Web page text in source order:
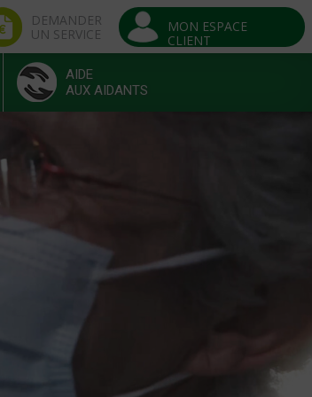
DEMANDER
UN SERVICE
MON ESPACE
CLIENT
AIDE
AUX AIDANTS